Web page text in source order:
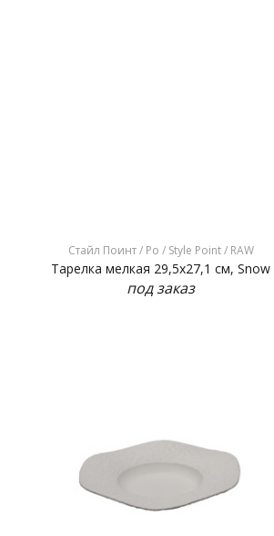
Стайл Поинт / Ро / Style Point / RAW
Тарелка мелкая 29,5x27,1 см, Snow
под заказ